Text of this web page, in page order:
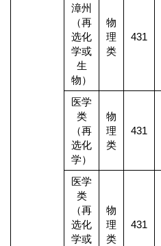
漳州
（再
选化
学或
生
物）
物
理
类
431
医学
类
（再
选化
学）
物
理
类
431
医学
类
（再
选化
学或
物
理
类
431